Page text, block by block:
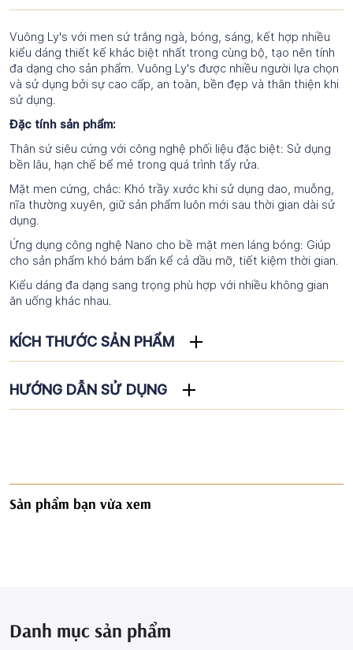
Vuông Ly's với men sứ trắng ngà, bóng, sáng, kết hợp nhiều
kiểu dáng thiết kế khác biệt nhất trong cùng bộ, tạo nên tính
đa dạng cho sản phẩm. Vuông Ly's được nhiều người lựa chọn
và sử dụng bởi sự cao cấp, an toàn, bền đẹp và thân thiện khi
sử dụng.
Đặc tính sản phẩm:
Thân sứ siêu cứng với công nghệ phối liệu đặc biệt: Sử dụng
bền lâu, hạn chế bể mẻ trong quá trình tẩy rửa.
Mặt men cứng, chắc: Khó trầy xước khi sử dụng dao, muỗng,
nĩa thường xuyên, giữ sản phẩm luôn mới sau thời gian dài sử
dụng.
Ứng dụng công nghệ Nano cho bề mặt men láng bóng: Giúp
cho sản phẩm khó bám bẩn kể cả dầu mỡ, tiết kiệm thời gian.
Kiểu dáng đa dạng sang trọng phù hợp với nhiều không gian
ăn uống khác nhau.
KÍCH THƯỚC SẢN PHẨM
HƯỚNG DẪN SỬ DỤNG
Sản phẩm bạn vừa xem
Danh mục sản phẩm